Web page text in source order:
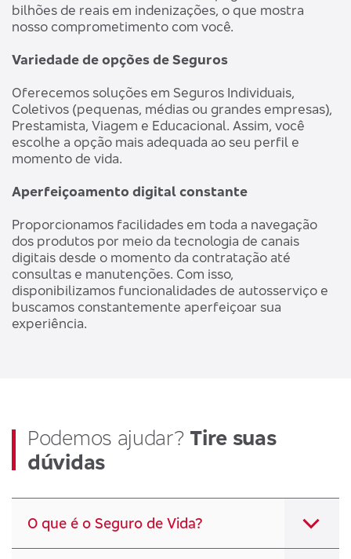
bilhões de reais em indenizações, o que mostra
nosso comprometimento com você.
Variedade de opções de Seguros
Oferecemos soluções em Seguros Individuais,
Coletivos (pequenas, médias ou grandes empresas),
Prestamista, Viagem e Educacional. Assim, você
escolhe a opção mais adequada ao seu perfil e
momento de vida.
Aperfeiçoamento digital constante
Proporcionamos facilidades em toda a navegação
dos produtos por meio da tecnologia de canais
digitais desde o momento da contratação até
consultas e manutenções. Com isso,
disponibilizamos funcionalidades de autosserviço e
buscamos constantemente aperfeiçoar sua
experiência.
Podemos ajudar? Tire suas
dúvidas
O que é o Seguro de Vida?